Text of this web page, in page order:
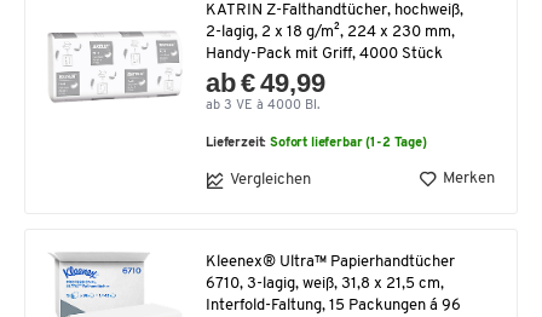
KATRIN Z-Falthandtücher, hochweiß,
2-lagig, 2 x 18 g/m², 224 x 230 mm,
Handy-Pack mit Griff, 4000 Stück
ab € 49,99
ab 3 VE à 4000 Bl.
Lieferzeit:Sofort lieferbar (1-2 Tage)
Vergleichen Merken
Kleenex® Ultra™ Papierhandtücher
6710, 3-lagig, weiß, 31,8 x 21,5 cm,
Interfold-Faltung, 15 Packungen á 96